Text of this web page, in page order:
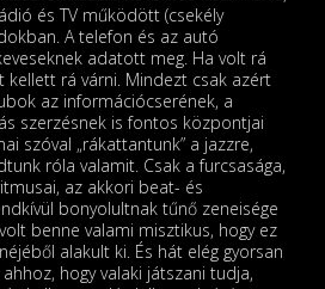
és TV működött (csekély
A telefon és az autó
adatott meg. Ha volt rá
kellett rá várni. Mindezt csak azért
az információcserének, a
szerzésnek is fontos központjai
szóval „rákattantunk” a jazzre,
róla valamit. Csak a furcsasága,
az akkori beat- és
bonyolultnak tűnő zeneisége
benne valami misztikus, hogy ez
alakult ki. És hát elég gyorsan
hogy valaki játszani tudja,